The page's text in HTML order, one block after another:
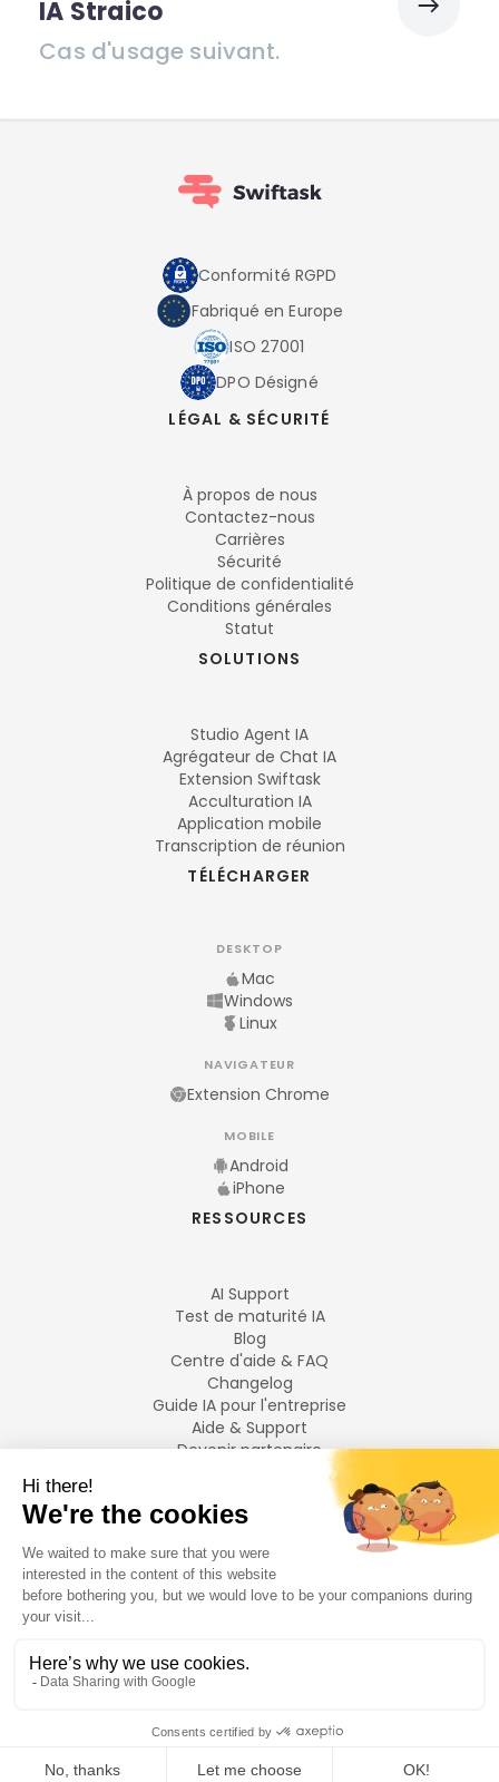
IA Straico
Cas d'usage suivant.
Conformité RGPD
Fabriqué en Europe
ISO 27001
DPO Désigné
LÉGAL & SÉCURITÉ
À propos de nous
Contactez-nous
Carrières
Sécurité
Politique de confidentialité
Conditions générales
Statut
SOLUTIONS
Studio Agent IA
Agrégateur de Chat IA
Extension Swiftask
Acculturation IA
Application mobile
Transcription de réunion
TÉLÉCHARGER
DESKTOP
Mac
Windows
Linux
NAVIGATEUR
Extension Chrome
MOBILE
Android
iPhone
RESSOURCES
AI Support
Test de maturité IA
Blog
Centre d'aide & FAQ
Changelog
Guide IA pour l'entreprise
Aide & Support
Devenir partenaire
LANGUES
Français
English
2026Swiftask. Tous droits réservés.